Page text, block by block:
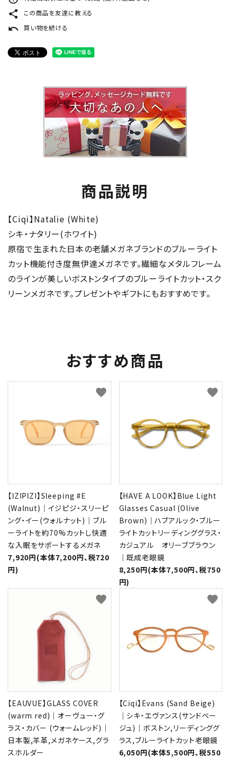
share この商品を友達に教える
undo 買い物を続ける
商品説明
【Ciqi】Natalie (White)
シキ・ナタリー(ホワイト)
原宿で生まれた日本の老舗メガネブランドのブルーライト
カット機能付き度無伊達メガネです。繊細なメタルフレーム
のラインが美しいボストンタイプのブルーライトカット・スク
リーンメガネです。プレゼントやギフトにもおすすめです。
おすすめ商品
【IZIPIZI】Sleeping #E
(Walnut)｜イジピジ・スリーピ
ング・イー(ウォルナット)｜ブル
ーライトを約70%カットし快適
な入眠をサポートするメガネ
7,920円(本体7,200円、税720
円)
favorite
【HAVE A LOOK】Blue Light
Glasses Casual (Olive
Brown)｜ハブアルック・ブルー
ライトカットリーディンググラス・
カジュアル オリーブブラウン
｜既成老眼鏡
8,250円(本体7,500円、税750
円)
favorite
【EAUVUE】GLASS COVER
(warm red)｜オーヴュー・グ
ラス・カバー (ウォームレッド)｜
日本製,羊革,メガネケース,グラ
スホルダー
favorite
【Ciqi】Evans (Sand Beige)
｜シキ・エヴァンス(サンドベー
ジュ)｜ボストン,リーディンググ
ラス,ブルーライトカット老眼鏡
6,050円(本体5,500円、税550
favorite